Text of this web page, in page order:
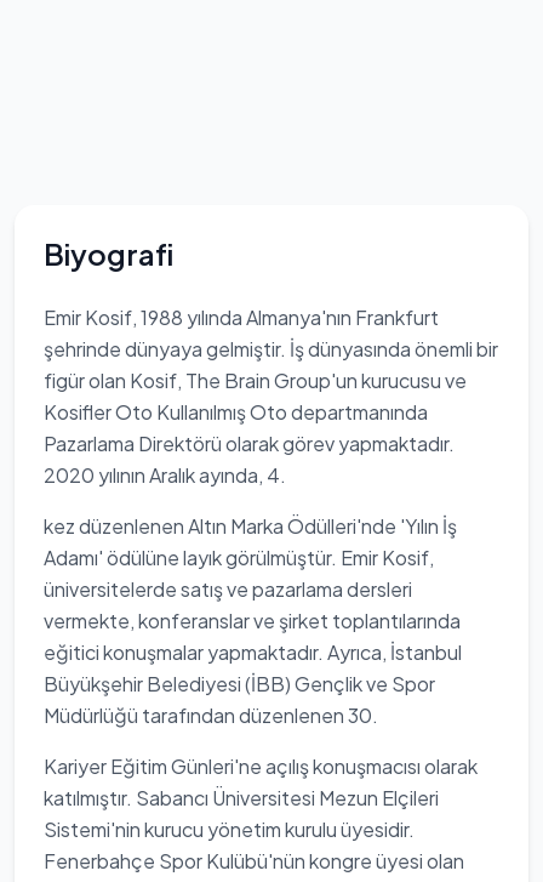
Biyografi
Emir Kosif, 1988 yılında Almanya'nın Frankfurt
şehrinde dünyaya gelmiştir. İş dünyasında önemli bir
figür olan Kosif, The Brain Group'un kurucusu ve
Kosifler Oto Kullanılmış Oto departmanında
Pazarlama Direktörü olarak görev yapmaktadır.
2020 yılının Aralık ayında, 4.
kez düzenlenen Altın Marka Ödülleri'nde 'Yılın İş
Adamı' ödülüne layık görülmüştür. Emir Kosif,
üniversitelerde satış ve pazarlama dersleri
vermekte, konferanslar ve şirket toplantılarında
eğitici konuşmalar yapmaktadır. Ayrıca, İstanbul
Büyükşehir Belediyesi (İBB) Gençlik ve Spor
Müdürlüğü tarafından düzenlenen 30.
Kariyer Eğitim Günleri'ne açılış konuşmacısı olarak
katılmıştır. Sabancı Üniversitesi Mezun Elçileri
Sistemi'nin kurucu yönetim kurulu üyesidir.
Fenerbahçe Spor Kulübü'nün kongre üyesi olan